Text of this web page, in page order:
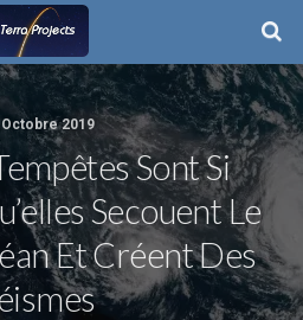
Octobre 2019
Sont Si
Secouent Le
Et Créent Des